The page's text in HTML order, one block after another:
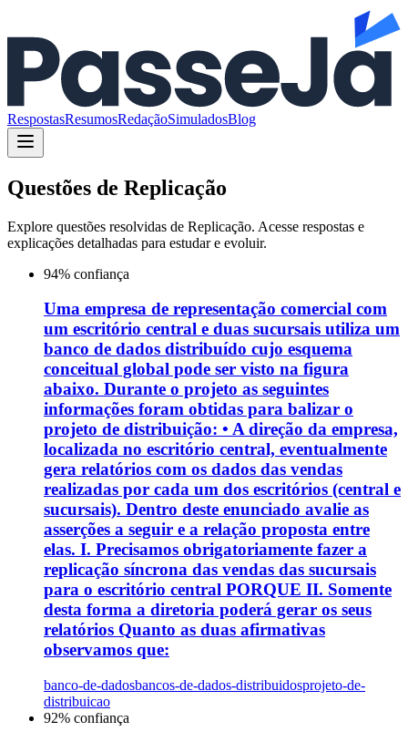
RespostasResumosRedaçãoSimuladosBlog
Questões de Replicação
Explore questões resolvidas de Replicação. Acesse respostas e
explicações detalhadas para estudar e evoluir.
94% confiança
Uma empresa de representação comercial com
um escritório central e duas sucursais utiliza um
banco de dados distribuído cujo esquema
conceitual global pode ser visto na figura
abaixo. Durante o projeto as seguintes
informações foram obtidas para balizar o
projeto de distribuição: • A direção da empresa,
localizada no escritório central, eventualmente
gera relatórios com os dados das vendas
realizadas por cada um dos escritórios (central e
sucursais). Dentro deste enunciado avalie as
asserções a seguir e a relação proposta entre
elas. I. Precisamos obrigatoriamente fazer a
replicação síncrona das vendas das sucursais
para o escritório central PORQUE II. Somente
desta forma a diretoria poderá gerar os seus
relatórios Quanto as duas afirmativas
observamos que:
banco-de-dadosbancos-de-dados-distribuidosprojeto-de-
distribuicao
92% confiança